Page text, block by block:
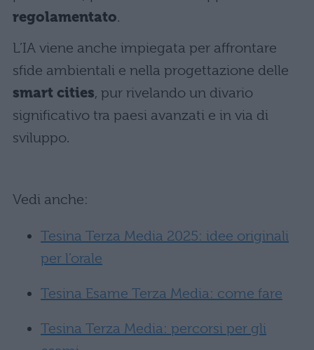
regolamentato.
L’IA viene anche impiegata per affrontare
sfide ambientali e nella progettazione delle
smart cities, pur rivelando un divario
significativo tra paesi avanzati e in via di
sviluppo.
Vedi anche:
Tesina Terza Media 2025: idee originali
per l’orale
Tesina Esame Terza Media: come fare
Tesina Terza Media: percorsi per gli